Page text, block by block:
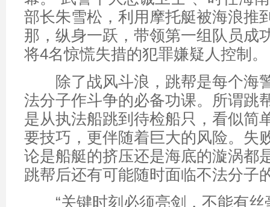
部长朱雪松，利用摩托艇被海浪推
那，纵身一跃，带领第一组队员成
将4名惊慌失措的犯罪嫌疑人控制。
除了战风斗浪，跳帮是每个海
法分子作斗争的必备功课。所谓跳
是从执法船跳到待检船只，看似简
要技巧，更伴随着巨大的风险。失
论是船艇的挤压还是海底的漩涡都
跳帮后还有可能随时面临不法分子
“关键时刻必须亮剑，不能有丝